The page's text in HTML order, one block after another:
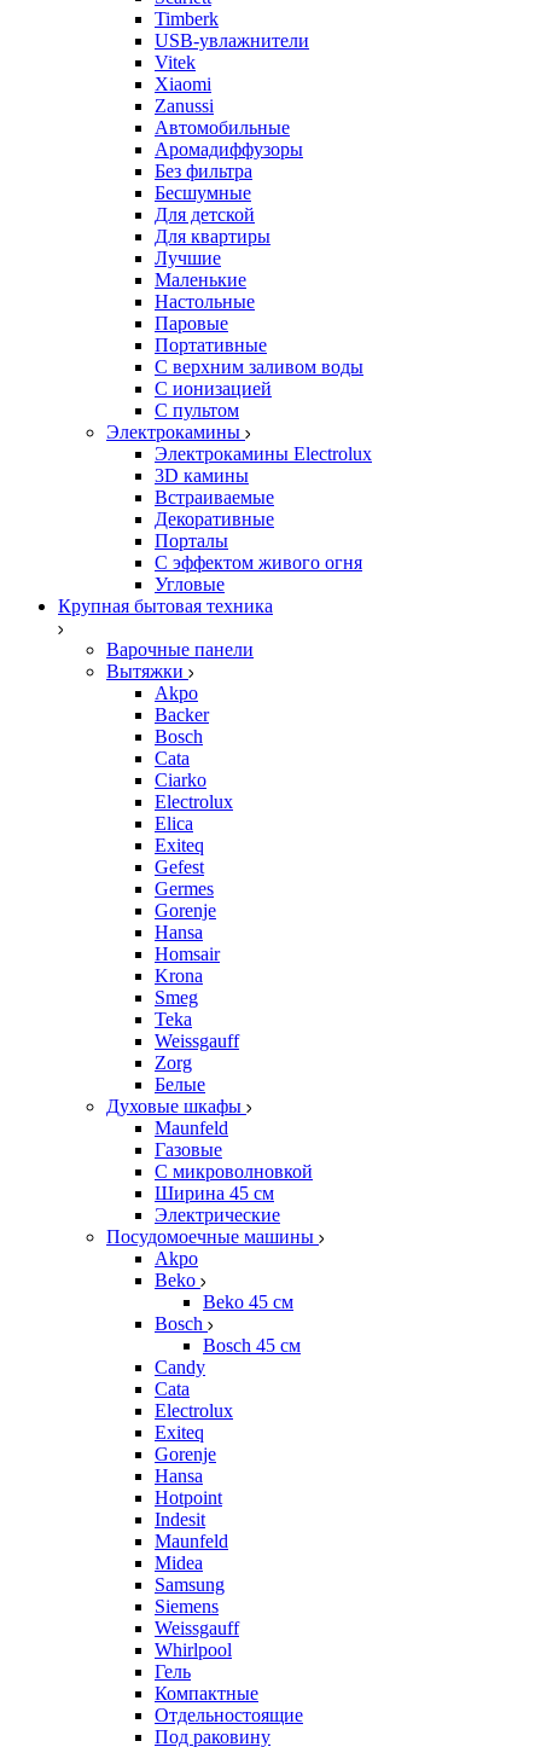
Timberk
USB-увлажнители
Vitek
Xiaomi
Zanussi
Автомобильные
Аромадиффузоры
Без фильтра
Бесшумные
Для детской
Для квартиры
Лучшие
Маленькие
Настольные
Паровые
Портативные
С верхним заливом воды
С ионизацией
С пультом
Электрокамины
Электрокамины Electrolux
3D камины
Встраиваемые
Декоративные
Порталы
С эффектом живого огня
Угловые
Крупная бытовая техника
Варочные панели
Вытяжки
Akpo
Backer
Bosch
Cata
Ciarko
Electrolux
Elica
Exiteq
Gefest
Germes
Gorenje
Hansa
Homsair
Krona
Smeg
Teka
Weissgauff
Zorg
Белые
Духовые шкафы
Maunfeld
Газовые
С микроволновкой
Ширина 45 см
Электрические
Посудомоечные машины
Akpo
Beko
Beko 45 см
Bosch
Bosch 45 см
Candy
Cata
Electrolux
Exiteq
Gorenje
Hansa
Hotpoint
Indesit
Maunfeld
Midea
Samsung
Siemens
Weissgauff
Whirlpool
Гель
Компактные
Отдельностоящие
Под раковину